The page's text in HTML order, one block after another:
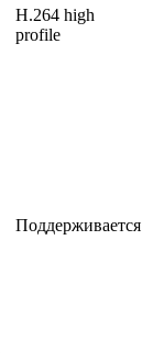
H.264 high
profile
Поддерживается